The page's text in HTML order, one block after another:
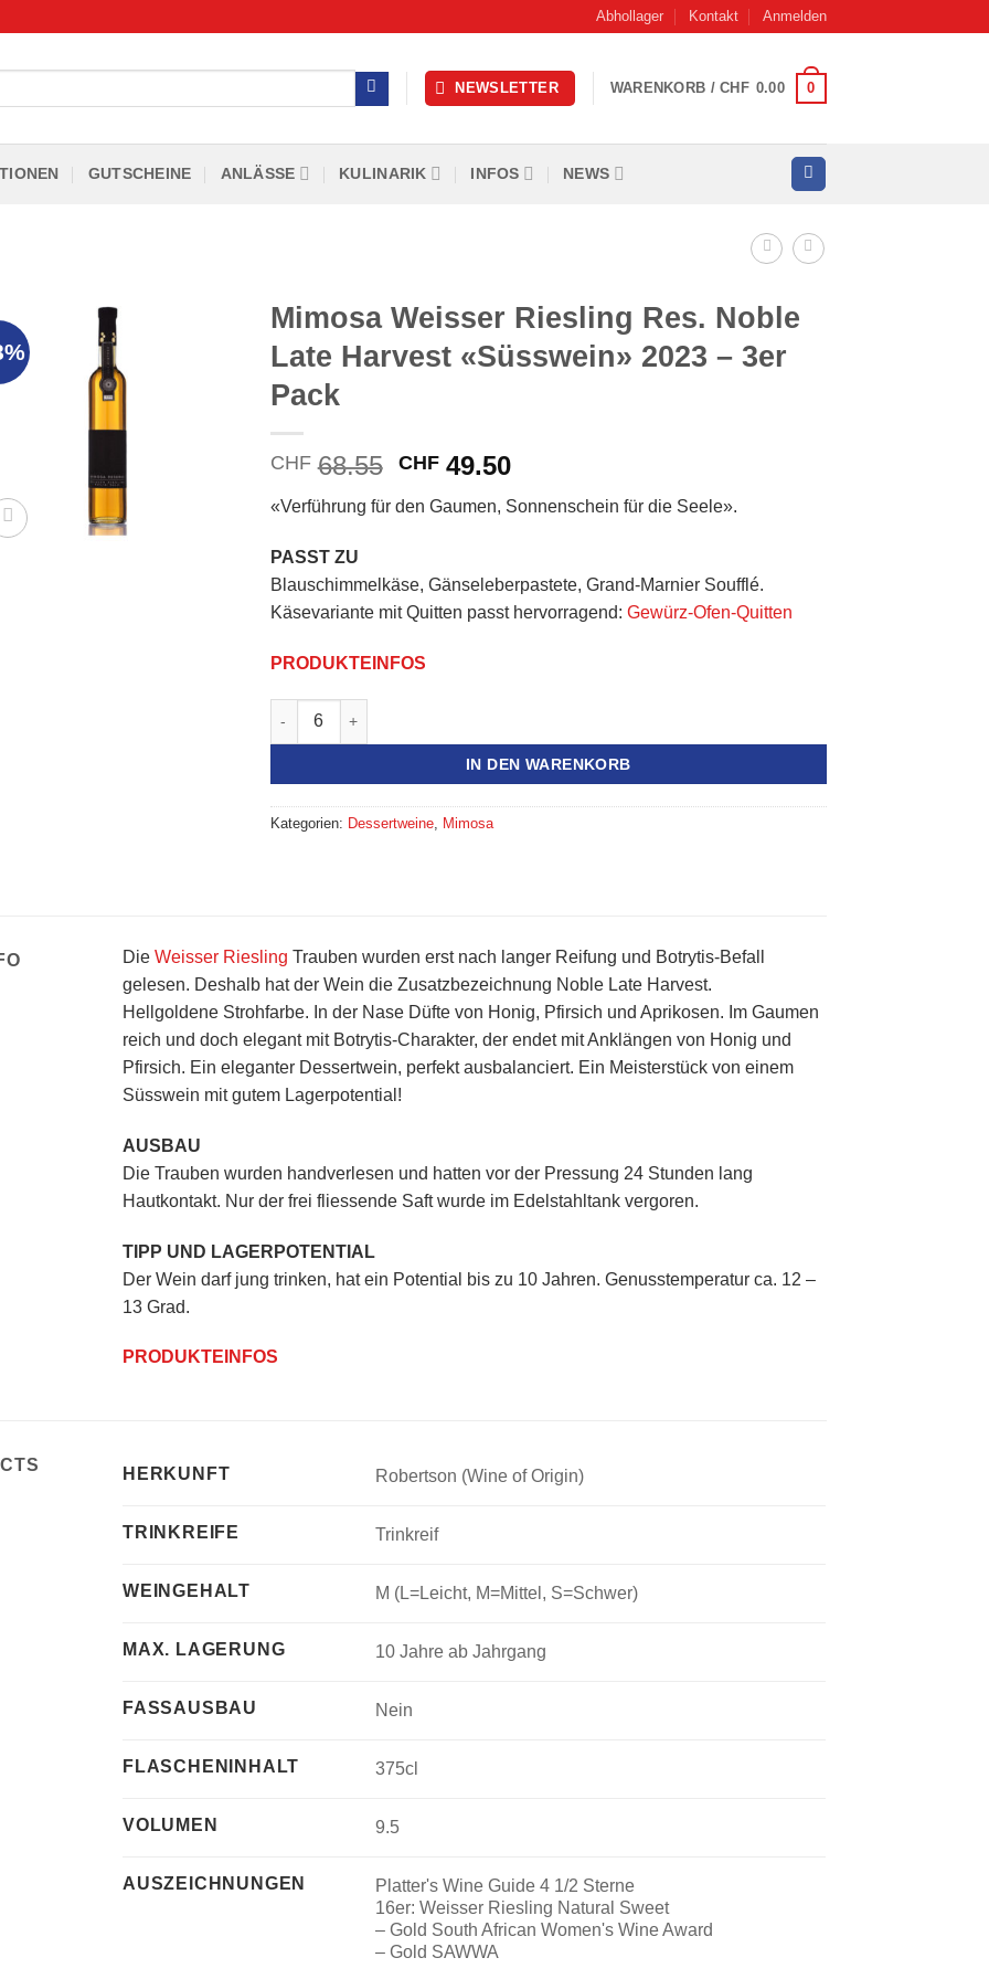
Abhollager Kontakt Anmelden
NEWSLETTER WARENKORB /CHF 0.00 0
GUTSCHEINE ANLÄSSE KULINARIK INFOS NEWS
Mimosa Weisser Riesling Res. Noble
Late Harvest «Süsswein» 2023 – 3er
Pack
CHF 68.55 Ursprünglicher
war:
CHF 49.50Aktueller
ist:
«Verführung für den Gaumen, Sonnenschein für die Seele».
PASST ZU
Blauschimmelkäse, Gänseleberpastete, Grand-Marnier Soufflé.
Käsevariante mit Quitten passt hervorragend: Gewürz-Ofen-Quitten
PRODUKTEINFOS
Mimosa Weisser Riesling Res. Noble Late Harvest "Süsswein" 2023 - 3er Pack Menge
IN DEN WARENKORB
Kategorien: Dessertweine, Mimosa
DieWeisser Riesling Trauben wurden erst nach langer Reifung und Botrytis-Befall
gelesen. Deshalb hat der Wein die Zusatzbezeichnung Noble Late Harvest.
Hellgoldene Strohfarbe. In der Nase Düfte von Honig, Pfirsich und Aprikosen. Im Gaumen
reich und doch elegant mit Botrytis-Charakter, der endet mit Anklängen von Honig und
Pfirsich. Ein eleganter Dessertwein, perfekt ausbalanciert. Ein Meisterstück von einem
Süsswein mit gutem Lagerpotential!
AUSBAU
Die Trauben wurden handverlesen und hatten vor der Pressung 24 Stunden lang
Hautkontakt. Nur der frei fliessende Saft wurde im Edelstahltank vergoren.
TIPP UND LAGERPOTENTIAL
Der Wein darf jung trinken, hat ein Potential bis zu 10 Jahren. Genusstemperatur ca. 12 –
13 Grad.
PRODUKTEINFOS
HERKUNFT Robertson (Wine of Origin)
TRINKREIFE Trinkreif
WEINGEHALT M (L=Leicht, M=Mittel, S=Schwer)
MAX. LAGERUNG 10 Jahre ab Jahrgang
FASSAUSBAU Nein
FLASCHENINHALT 375cl
VOLUMEN 9.5
AUSZEICHNUNGEN
Platter's Wine Guide 4 1/2 Sterne
16er: Weisser Riesling Natural Sweet
– Gold South African Women's Wine Award
– Gold SAWWA